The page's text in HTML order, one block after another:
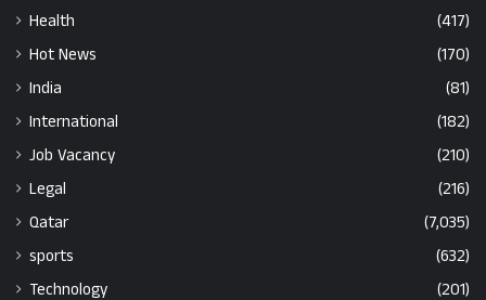
Health
(417)
Hot News
(170)
India
(81)
International
(182)
Job Vacancy
(210)
Legal
(216)
Qatar
(7,035)
sports
(632)
Technology
(201)